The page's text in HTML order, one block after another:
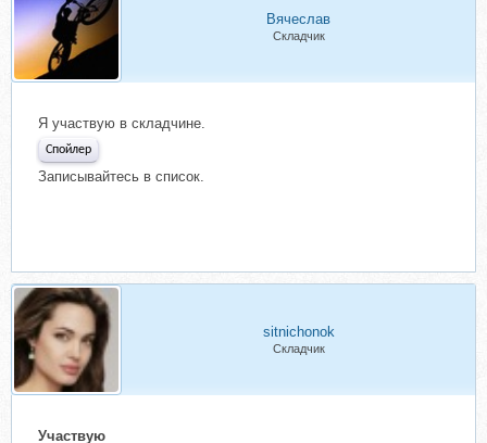
Вячеслав
Складчик
Я участвую в складчине.
Спойлер
Записывайтесь в список.
sitnichonok
Складчик
Участвую